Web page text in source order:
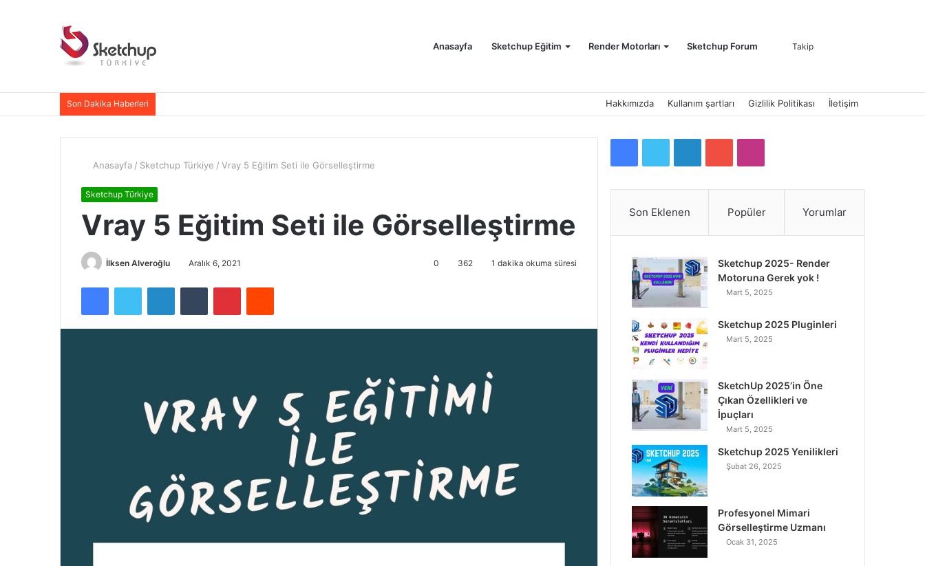
Anasayfa Sketchup Eğitim Render Motorları Sketchup Forum Takip
Son Dakika Haberleri Hakkımızda Kullanım şartları Gizlilik Politikası İletişim
Anasayfa / Sketchup Türkiye / Vray 5 Eğitim Seti ile Görselleştirme
Sketchup Türkiye
Vray 5 Eğitim Seti ile Görselleştirme
İlksen Alveroğlu Aralık 6, 2021 0 362 1 dakika okuma süresi
c
e
b
o
o
k
i
t
t
e
k
e
d
n
u
T
u
b
e
s
t
a
g
a
Son Eklenen Popüler Yorumlar
Sketchup 2025- Render
Motoruna Gerek yok !
Mart 5, 2025
Sketchup 2025 Pluginleri
Mart 5, 2025
SketchUp 2025’in Öne
Çıkan Özellikleri ve
İpuçları
Mart 5, 2025
Sketchup 2025 Yenilikleri
Şubat 26, 2025
Profesyonel Mimari
Görselleştirme Uzmanı
Ocak 31, 2025